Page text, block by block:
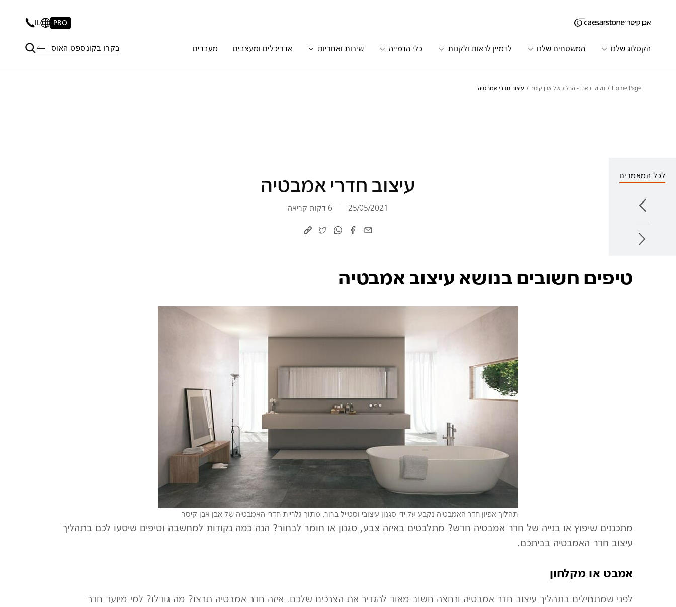
דילוג לתוכן המרכזי
PRO
IL
הקטלוג שלנו המשטחים שלנו לדמיין לראות ולקנות כלי הדמייה שירות ואחריות אדריכלים ומעצבים מעבדים בקרו בקונספט האוס
Skip to Main Footer
Home Page חקוק באבן - הבלוג של אבן קיסר עיצוב חדרי אמבטיה
לכל המאמרים עיצוב חדרי אמבטיה
25/05/2021 6 דקות קריאה
טיפים חשובים בנושא עיצוב אמבטיה​
תהליך אפיון חדר האמבטיה נקבע על ידי סגנון עיצובי וסטייל ברור, מתוך גלריית חדרי האמבטיה של אבן אבן קיסר
מתכננים שיפוץ או בנייה של חדר אמבטיה חדש? מתלבטים באיזה צבע, סגנון או חומר לבחור? הנה כמה נקודות למחשבה וטיפים שיסעו לכם בתהליך
עיצוב חדר האמבטיה בביתכם.​
אמבט או מקלחון
לפני שמתחילים בתהליך עיצוב חדר אמבטיה ורחצה חשוב מאוד להגדיר את הצרכים שלכם. איזה חדר אמבטיה תרצו? מה גודלו? למי מיועד חדר